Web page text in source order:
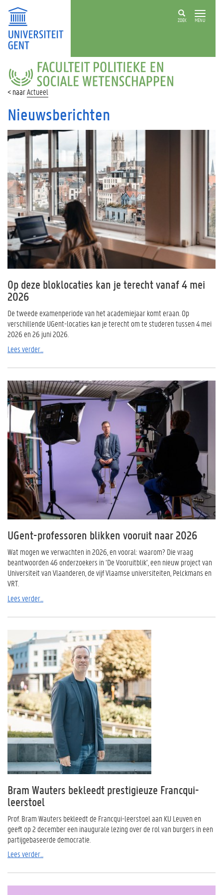
ZOEK MENU
FACULTEIT
POLITIEKE
EN
SOCIALEActueel
Nieuwsberichten
Op deze bloklocaties kan je terecht vanaf 4 mei
2026
De tweede examenperiode van het academiejaar komt eraan. Op
verschillende UGent-locaties kan je terecht om te studeren tussen 4 mei
2026 en 26 juni 2026.
Lees verder...
UGent-professoren blikken vooruit naar 2026
Wat mogen we verwachten in 2026, en vooral: waarom? Die vraag
beantwoorden 46 onderzoekers in ‘De Vooruitblik’, een nieuw project van
Universiteit van Vlaanderen, de vijf Vlaamse universiteiten, Pelckmans en
VRT.
Lees verder...
Bram Wauters bekleedt prestigieuze Francqui-
leerstoel
Prof. Bram Wauters bekleedt de Francqui-leerstoel aan KU Leuven en
geeft op 2 december een inaugurale lezing over de rol van burgers in een
partijgebaseerde democratie.
Lees verder...